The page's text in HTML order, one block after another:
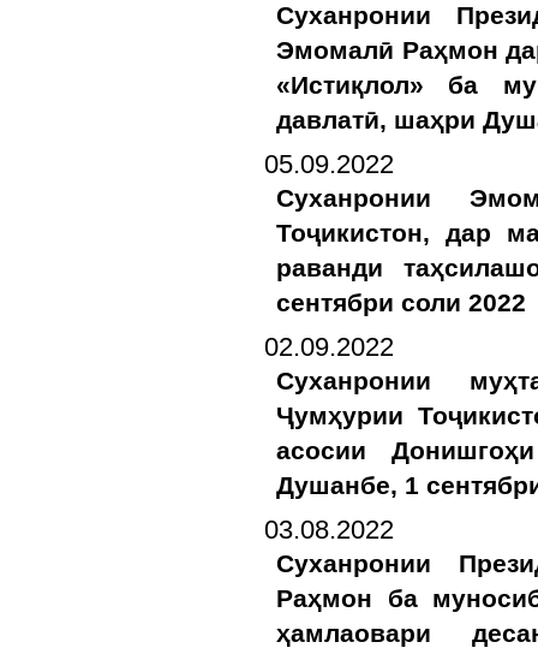
Суханронии
Эмомалӣ Раҳмон
«Истиқлол» ба
давлатӣ, шаҳри
05.09.2022
Суханронии
Тоҷикистон, дар
раванди
сентябри соли 2022
02.09.2022
Суханронии
Ҷумҳурии
асосии
Душанбе, 1
03.08.2022
Суханронии
Раҳмон ба
ҳамлаовари